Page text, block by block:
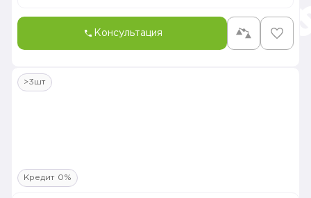
Консультация
>3шт
Кредит 0%